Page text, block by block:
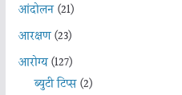
आंदोलन(21)
आरक्षण(23)
आरोग्य(127)
ब्युटी टिप्स(2)